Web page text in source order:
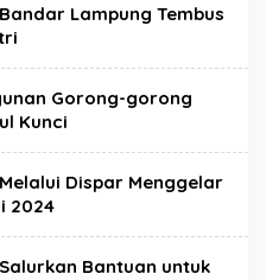
Lampung Tembus
Gorong-gorong
Kunci
Dispar Menggelar
2024
Bantuan untuk